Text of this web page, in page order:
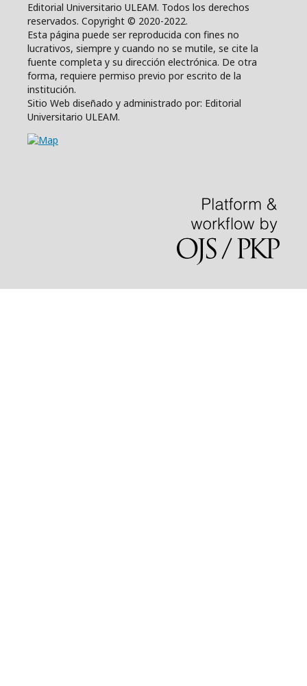
Editorial Universitario ULEAM. Todos los derechos
reservados. Copyright © 2020-2022.
Esta página puede ser reproducida con fines no
lucrativos, siempre y cuando no se mutile, se cite la
fuente completa y su dirección electrónica. De otra
forma, requiere permiso previo por escrito de la
institución.
Sitio Web diseñado y administrado por: Editorial
Universitario ULEAM.